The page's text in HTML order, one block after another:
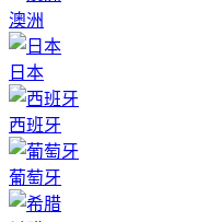
澳洲
日本
西班牙
葡萄牙